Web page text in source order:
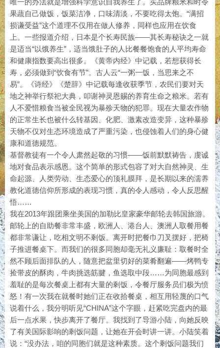
唯一的办法就是增强科学意识自我养生了。买品牌粮米和时令
果蔬自己做饭，饭菜洁净，口味清淡，不要吃得太饱。“满招
损谦受益”这个道理不仅用在做人修养，同样也应用在饮食
上。一些报道介绍，日本是个长寿民族——其长寿秘诀之一就
是适当“以饿养生”，适当饿肚子的人比餐餐饱食的人平均寿命
和健康指数要高出很多。《黄帝内经》中记载，若想获得长
寿，必须做到“饮食有节”。古人云“一粥一饭，当思来之不
易”。《诗经》《楚辞》中记载每逢收获季节，农民们要对天
地之神举行祭祀大典，叩谢神灵恩赐的养育生命之粮米。若有
人不爱惜粮食当被全民视为暴殄天物的犯罪。现在大量农作物
的正常生长也被什么转基因、化肥、激素改造变异，这种暴殄
天物不仅对生态环境造成了严重污染，也侵蚀着人们的身心健
康和道德规范。
基督教徒有一个令人肃然起敬的习惯——饭前默默祷告，虔诚
地对食品表示感恩。这个简单的形式包容了对大自然神灵、生
命起源、人类劳动、生态爱心的顶礼膜拜，是长期以来的濡养
教化道德信仰所形成的表现习惯，真的令人感动，令人反思醒
悟……
我在2013年跟团乘坐美国的加勒比皇家豪华邮轮去韩国旅游。
邮轮上的自助餐非常丰盛，欧洲人、港台人、澳洲人取餐用餐
都非常谦让，吃相文明不剩饭。离开时把餐巾刀叉摆好，把椅
子推进餐桌下。而我们的很多同胞却毫无礼义廉耻：取餐时全
然不顾后面排队的人，随意把盆里切好的菜肴翻遍——烤鸭专
捡带皮的酥肉，牛肉挑选筋腱，鱼选取中段……为同胞最感到
羞耻的是每次餐桌上都有大量的剩饭，令餐厅服务员们极为愤
怒！有一次我在就餐时她们正在收拾餐桌，相互用轻蔑的口气
说着什么，我分明听见“CHINA”这个字眼，赶紧吃完盘内的最
后一点水果，快步离开了餐厅。我找到了导游小陆，向她反映
了有关国际影响的剩饭问题，让她在开会时讲一讲。小陆笑着
说：“没办法，咱的同胞们就是这种素质。这个剩饭问题我们